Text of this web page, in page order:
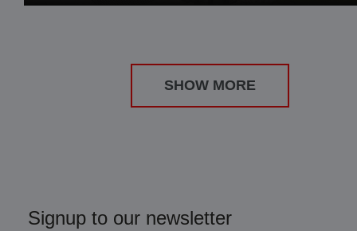
SHOW MORE
Signup to our newsletter